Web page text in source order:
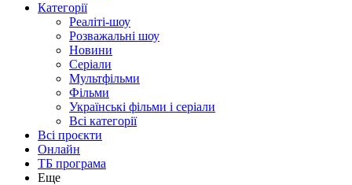
Категорії
Реаліті-шоу
Розважальні шоу
Новини
Серіали
Мультфільми
Фільми
Українські фільми і серіали
Всі категорії
Всі проєкти
Онлайн
ТБ програма
Еще